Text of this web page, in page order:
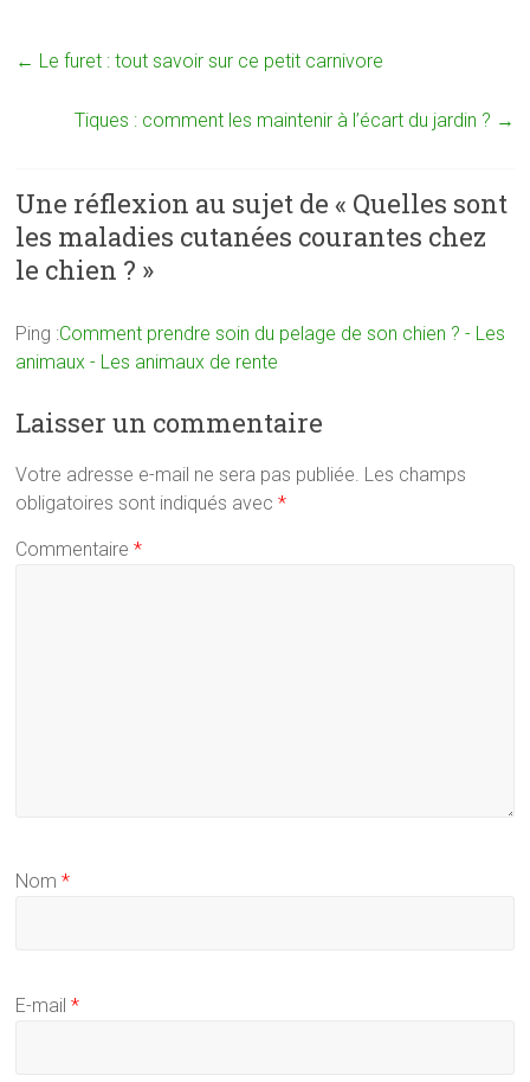
← Le furet : tout savoir sur ce petit carnivore
Tiques : comment les maintenir à l’écart du jardin ? →
Une réflexion au sujet de « Quelles sont
les maladies cutanées courantes chez
le chien ? »
Ping :Comment prendre soin du pelage de son chien ? - Les
animaux - Les animaux de rente
Laisser un commentaire
Votre adresse e-mail ne sera pas publiée. Les champs
obligatoires sont indiqués avec*
Commentaire*
Nom*
E-mail*